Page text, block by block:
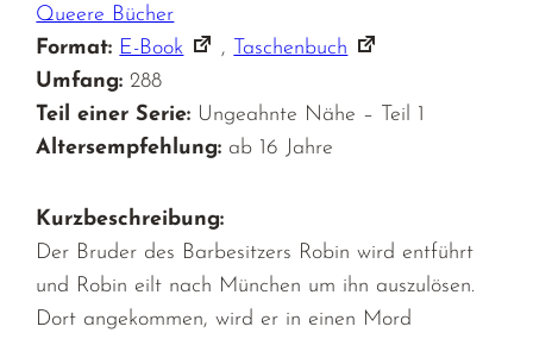
Queere Bücher
Format: E-Book , Taschenbuch
Umfang: 288
Teil einer Serie: Ungeahnte Nähe – Teil 1
Altersempfehlung: ab 16 Jahre
Kurzbeschreibung:
Der Bruder des Barbesitzers Robin wird entführt
und Robin eilt nach München um ihn auszulösen.
Dort angekommen, wird er in einen Mord